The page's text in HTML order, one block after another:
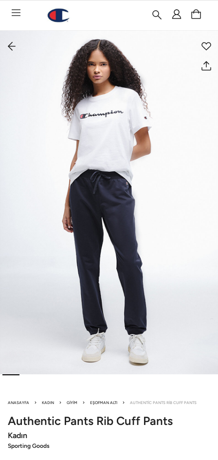
ANASAYFA KADIN GIYIM EŞOFMAN ALTI AUTHENTIC PANTS RIB CUFF PANTS
Authentic Pants Rib Cuff Pants
Kadın
Sporting Goods